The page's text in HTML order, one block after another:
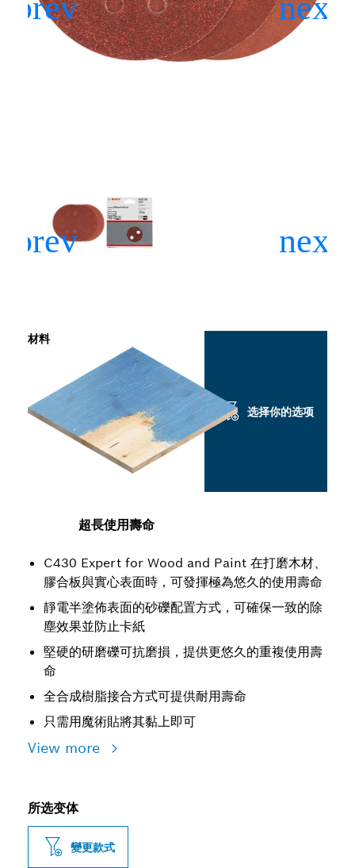
超長使用壽命
C430 Expert for Wood and Paint 在打磨木材、
膠合板與實心表面時，可發揮極為悠久的使用壽命
靜電半塗佈表面的砂礫配置方式，可確保一致的除
塵效果並防止卡紙
堅硬的研磨礫可抗磨損，提供更悠久的重複使用壽
命
全合成樹脂接合方式可提供耐用壽命
只需用魔術貼將其黏上即可
View more
材料
选择你的选项
所选变体
變更款式